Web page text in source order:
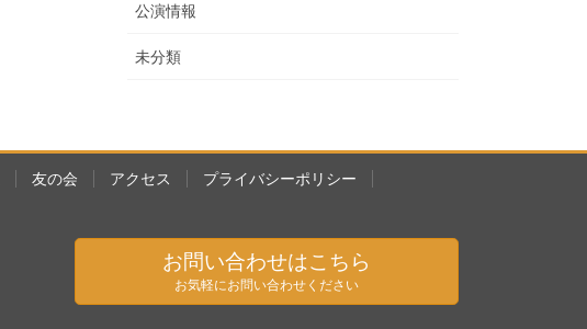
公演情報
未分類
友の会 アクセス プライバシーポリシー
お問い合わせはこちら
お気軽にお問い合わせください